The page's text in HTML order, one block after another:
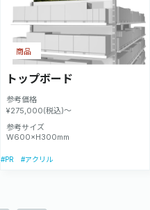
トップボード
参考価格
¥275,000(税込)～
参考サイズ
W600×H300mm
商品
#PR #アクリル